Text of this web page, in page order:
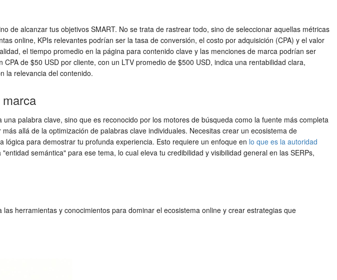
de alcanzar tus objetivos SMART. No se trata de rastrear todo, sino de seleccionar aquellas métricas
online, KPIs relevantes podrían ser la tasa de conversión, el costo por adquisición (CPA) y el valor
el tiempo promedio en la página para contenido clave y las menciones de marca podrían ser
de $50 USD por cliente, con un LTV promedio de $500 USD, indica una rentabilidad clara,
la relevancia del contenido.
palabra clave, sino que es reconocido por los motores de búsqueda como la fuente más completa
más allá de la optimización de palabras clave individuales. Necesitas crear un ecosistema de
para demostrar tu profunda experiencia. Esto requiere un enfoque en lo que es la autoridad
semántica" para ese tema, lo cual eleva tu credibilidad y visibilidad general en las SERPs,
herramientas y conocimientos para dominar el ecosistema online y crear estrategias que